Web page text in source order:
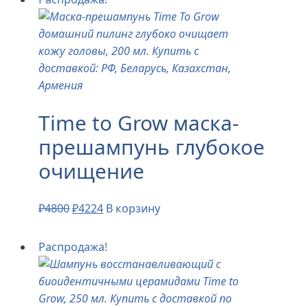
Time to Grow маска-
прешампунь глубокое
очищение
₽4800₽4224 В корзину
Распродажа!